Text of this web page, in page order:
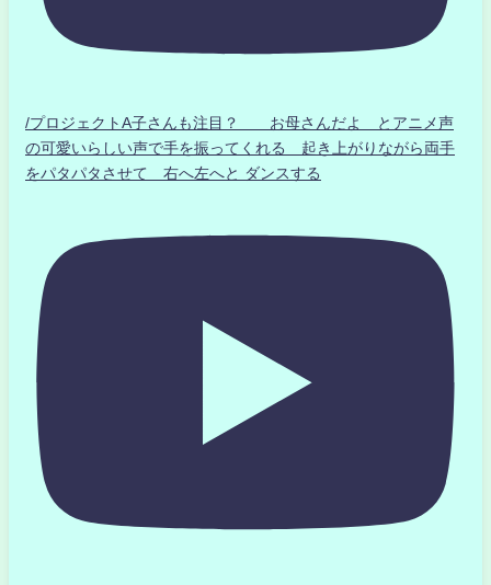
/プロジェクトA子さんも注目？ お母さんだよ とアニメ声
の可愛いらしい声で手を振ってくれる 起き上がりながら両手
をパタパタさせて 右へ左へと ダンスする